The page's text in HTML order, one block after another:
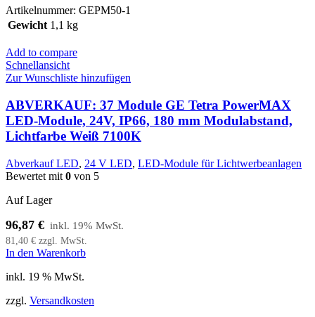
Artikelnummer: GEPM50-1
Gewicht 1,1 kg
Add to compare
Schnellansicht
Zur Wunschliste hinzufügen
ABVERKAUF: 37 Module GE Tetra PowerMAX
LED-Module, 24V, IP66, 180 mm Modulabstand,
Lichtfarbe Weiß 7100K
Abverkauf LED, 24 V LED, LED-Module für Lichtwerbeanlagen
Bewertet mit 0 von 5
Auf Lager
96,87 €
81,40 € zzgl. MwSt.
In den Warenkorb
inkl. 19 % MwSt.
zzgl. Versandkosten